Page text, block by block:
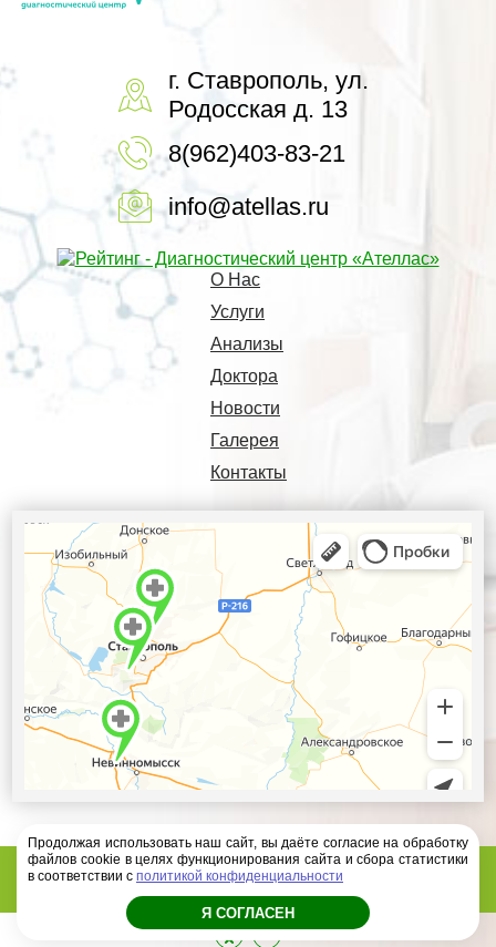
г. Ставрополь, ул.
Родосская д. 13
8(962)403-83-21
info@atellas.ru
О Нас
Услуги
Анализы
Доктора
Новости
Галерея
Контакты
Диагностический центр Ателлас - 2026 год
Продолжая использовать наш сайт, вы даёте согласие на обработку
файлов cookie в целях функционирования сайта и сбора статистики
в соответствии с политикой конфиденциальности
Я СОГЛАСЕН